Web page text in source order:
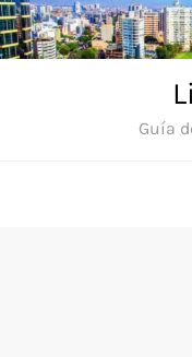
Saltar
al
Guía